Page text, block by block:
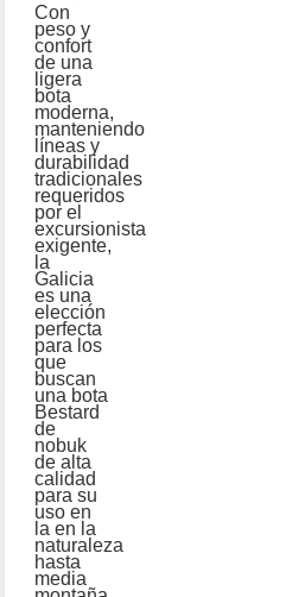
Con
peso y
confort
de una
ligera
bota
moderna,
manteniendo
líneas y
durabilidad
tradicionales
requeridos
por el
excursionista
exigente,
la
Galicia
es una
elección
perfecta
para los
que
buscan
una bota
Bestard
de
nobuk
de alta
calidad
para su
uso en
la en la
naturaleza
hasta
media